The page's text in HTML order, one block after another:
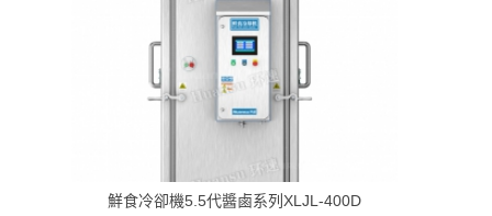
鮮食冷卻機5.5代醬鹵系列XLJL-400D